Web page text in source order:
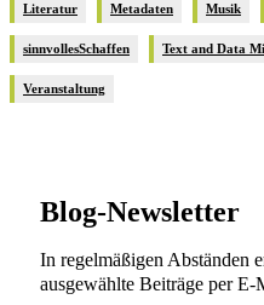
Literatur Metadaten Musik
sinnvollesSchaffen Text and Data
Veranstaltung
Blog-Newsletter
In regelmäßigen Abständen
ausgewählte Beiträge per E-